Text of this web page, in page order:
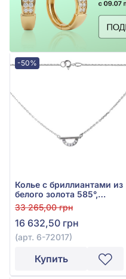
-50%
Колье с бриллиантами из
белого золота 585°,
бриллиант 0,04ct, арт. 6-
72017
33 265,00 грн
16 632,50 грн
(арт. 6-72017)
Купить